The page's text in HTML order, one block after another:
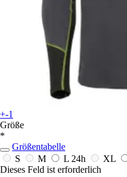
+-1
Größe
*
Größentabelle
S
M L 24h XL
Dieses Feld ist erforderlich